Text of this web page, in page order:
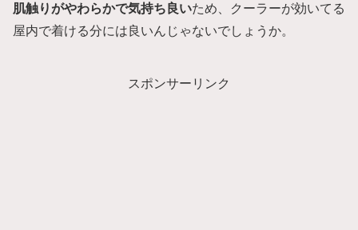
肌触りがやわらかで気持ち良いため、クーラーが効いてる
屋内で着ける分には良いんじゃないでしょうか。
スポンサーリンク